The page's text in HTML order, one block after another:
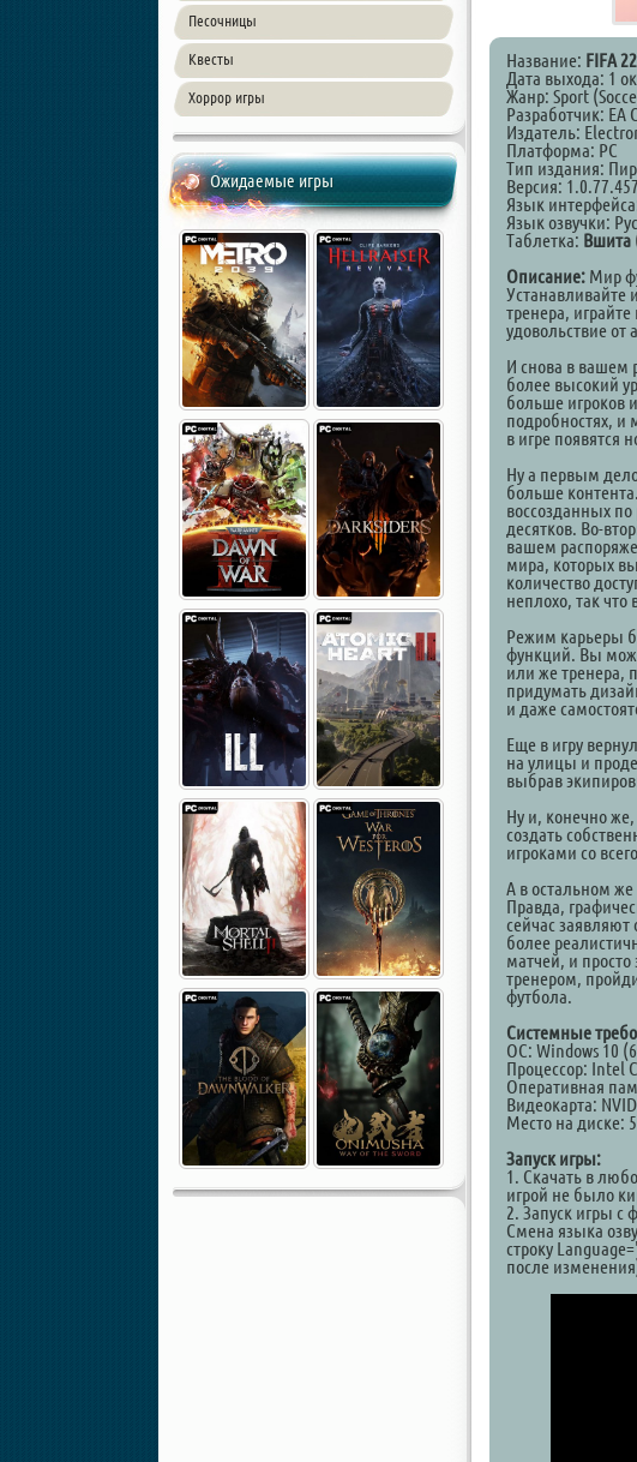
Песочницы
Квесты
Хоррор игры
Ожидаемые игры
Название: FIFA 22
Дата выхода: 1
Жанр: Sport
Разработчик: EA
Издатель:
Платформа: PC
Тип издания:
Версия:
Язык
Язык озвучки:
Таблетка: Вшита
Описание: Мир
Устанавливайте
тренера,
удовольствие
И снова в вашем
более высокий
больше игроков
подробностях, и
в игре появятся
Ну а первым
больше
воссозданных
десятков. Во-
вашем
мира, которых
количество
неплохо, так что
Режим карьеры
функций. Вы
или же тренера,
придумать
и даже
Еще в игру
на улицы и
выбрав
Ну и, конечно
создать
игроками со
А в остальном
Правда,
сейчас
более
матчей, и
тренером,
футбола.
Системные
ОС: Windows 10
Процессор: Intel
Оперативная
Видеокарта:
Место на диске:
Запуск игры:
1. Скачать в
игрой не было
2. Запуск игры с
Смена языка
строку
после